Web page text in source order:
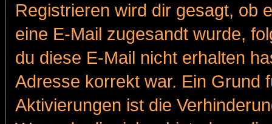
Registrieren wird dir gesagt, ob
eine E-Mail zugesandt wurde,
du diese E-Mail nicht erhalten
Adresse korrekt war. Ein Grund
Aktivierungen ist die